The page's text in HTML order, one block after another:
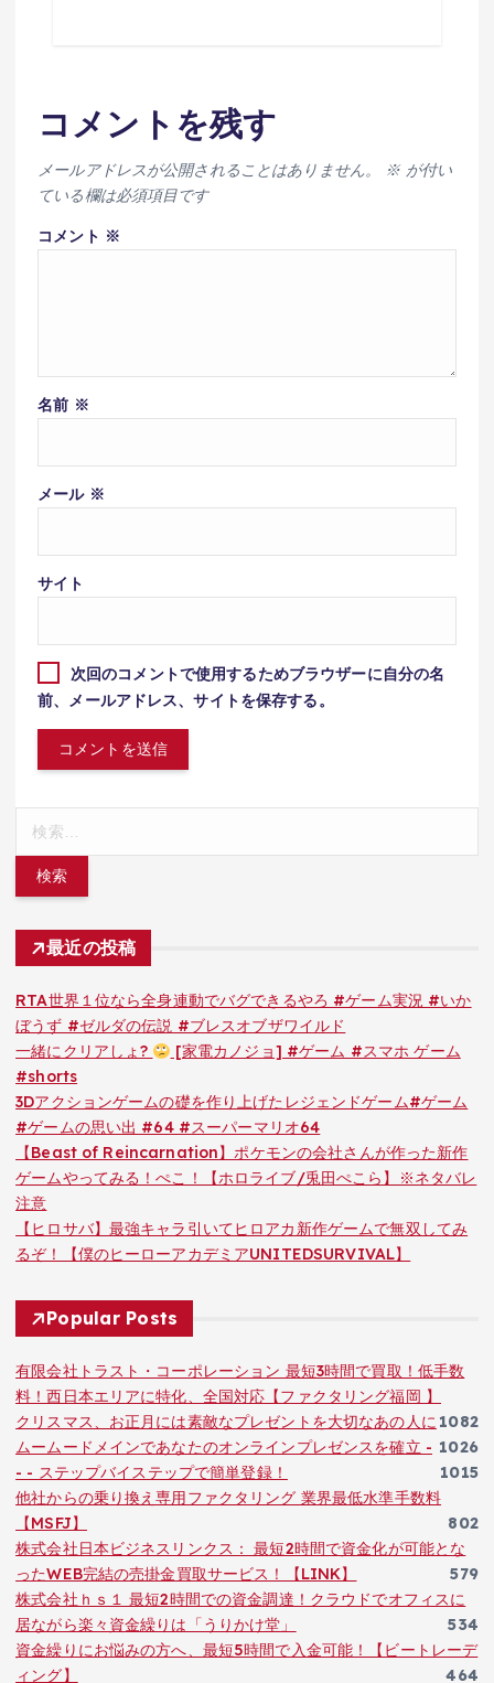
コメントを残す
メールアドレスが公開されることはありません。 ※が付い
ている欄は必須項目です
コメント ※
名前 ※
メール ※
サイト
次回のコメントで使用するためブラウザーに自分の名
前、メールアドレス、サイトを保存する。
最近の投稿
RTA世界１位なら全身連動でバグできるやろ #ゲーム実況 #いか
ぼうず #ゼルダの伝説 #ブレスオブザワイルド
一緒にクリアしょ?
[家電カノジョ] #ゲーム #スマホ ゲーム
#shorts
3Dアクションゲームの礎を作り上げたレジェンドゲーム#ゲーム
#ゲームの思い出 #64 #スーパーマリオ64
【Beast of Reincarnation】ポケモンの会社さんが作った新作
ゲームやってみる！ぺこ！【ホロライブ/兎田ぺこら】※ネタバレ
注意
【ヒロサバ】最強キャラ引いてヒロアカ新作ゲームで無双してみ
るぞ！【僕のヒーローアカデミアUNITEDSURVIVAL】
Popular Posts
有限会社トラスト・コーポレーション 最短3時間で買取！低手数
料！西日本エリアに特化、全国対応【ファクタリング福岡 】
1082
クリスマス、お正月には素敵なプレゼントを大切なあの人に
1026
ムームードメインであなたのオンラインプレゼンスを確立 -
- - ステップバイステップで簡単登録！
1015
他社からの乗り換え専用ファクタリング 業界最低水準手数料
【MSFJ】
802
株式会社日本ビジネスリンクス： 最短2時間で資金化が可能とな
ったWEB完結の売掛金買取サービス！【LINK】
579
株式会社ｈｓ１ 最短2時間での資金調達！クラウドでオフィスに
居ながら楽々資金繰りは「うりかけ堂」
534
資金繰りにお悩みの方へ、最短5時間で入金可能！【ビートレーデ
ィング】
464